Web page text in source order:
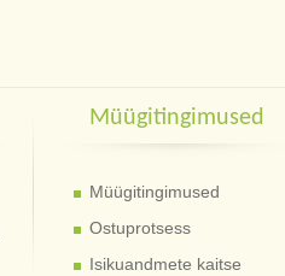
Müügitingimused
Müügitingimused
Ostuprotsess
Isikuandmete kaitse